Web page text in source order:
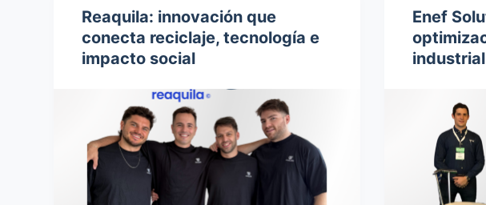
Reaquila: innovación que
conecta reciclaje, tecnología e
impacto social
Enef
industrial